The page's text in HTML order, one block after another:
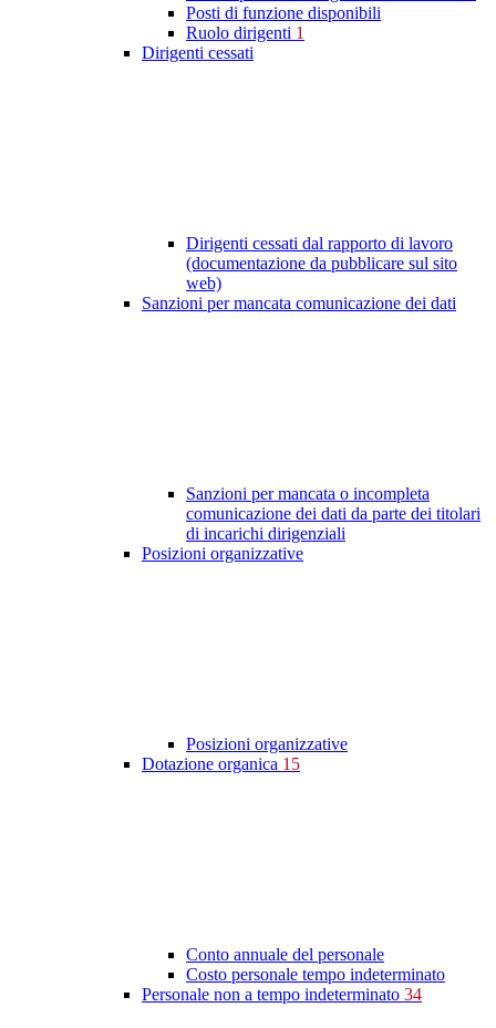
Posti di funzione disponibili
Ruolo dirigenti 1
Dirigenti cessati
Dirigenti cessati dal rapporto di lavoro
(documentazione da pubblicare sul sito
web)
Sanzioni per mancata comunicazione dei dati
Sanzioni per mancata o incompleta
comunicazione dei dati da parte dei titolari
di incarichi dirigenziali
Posizioni organizzative
Posizioni organizzative
Dotazione organica 15
Conto annuale del personale
Costo personale tempo indeterminato
Personale non a tempo indeterminato 34